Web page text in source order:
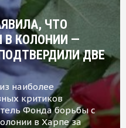
ЧТО
В КОЛОНИИ —
ДВЕ
наиболее
критиков
Фонда борьбы с
в Харпе за